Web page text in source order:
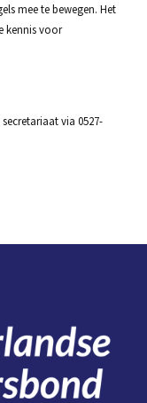
mee te bewegen. Het
kennis voor
via 0527-